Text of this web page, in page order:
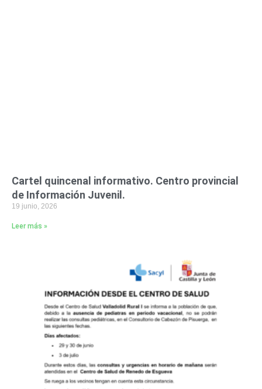
Cartel quincenal informativo. Centro provincial
de Información Juvenil.
19 junio, 2026
Leer más »